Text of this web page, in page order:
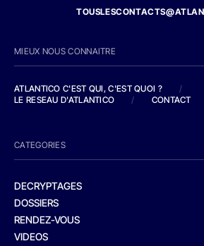
MIEUX NOUS CONNAITRE
ATLANTICO C'EST QUI, C'EST QUOI ?
/
LE RESEAU D'ATLANTICO
/ CONTACT
CATEGORIES
DECRYPTAGES
DOSSIERS
RENDEZ-VOUS
VIDEOS